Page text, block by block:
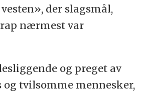
der slagsmål,
nærmest var
og preget av
og tvilsomme mennesker,